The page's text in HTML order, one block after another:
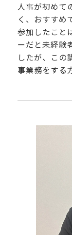
人事が初めて
く、おすすめ
参加したこと
ーだと未経験
したが、この
事業務をする